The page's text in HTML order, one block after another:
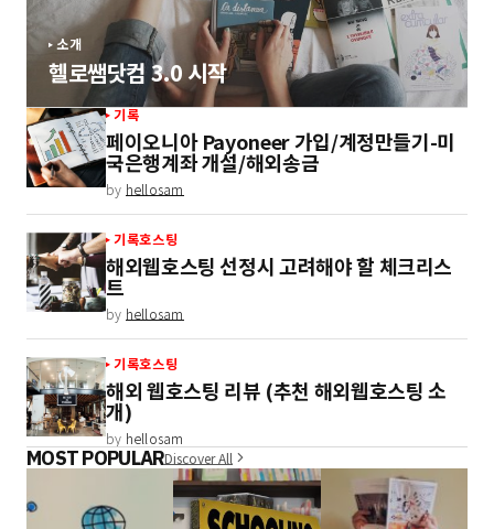
소개
헬로쌤닷컴 3.0 시작
기록
페이오니아 Payoneer 가입/계정만들기-미
국은행계좌 개설/해외송금
by hellosam
기록호스팅
해외웹호스팅 선정시 고려해야 할 체크리스
트
by hellosam
기록호스팅
해외 웹호스팅 리뷰 (추천 해외웹호스팅 소
개)
by hellosam
MOST POPULARDiscover All